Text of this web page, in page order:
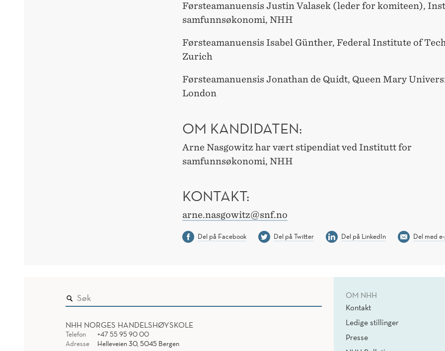
Førsteamanuensis Justin Valasek (leder for komiteen),
samfunnsøkonomi, NHH
Førsteamanuensis Isabel Günther, Federal Institute of
Zurich
Førsteamanuensis Jonathan de Quidt, Queen Mary
London
OM KANDIDATEN:
Arne Nasgowitz har vært stipendiat ved Institutt for
samfunnsøkonomi, NHH
KONTAKT:
arne.nasgowitz@snf.no
Del på Facebook Del på Twitter Del på LinkedIn Del med
NHH NORGES HANDELSHØYSKOLE
Telefon
+47 55 95 90 00
Adresse
Helleveien 30, 5045 Bergen
OM NHH
Kontakt
Ledige stillinger
Presse